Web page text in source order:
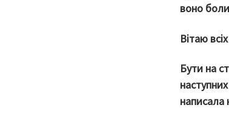
воно
Вітаю
Бути на
написала